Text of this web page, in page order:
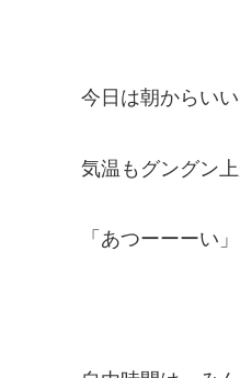
今日は朝からい
気温もグングン
「あつーーーい